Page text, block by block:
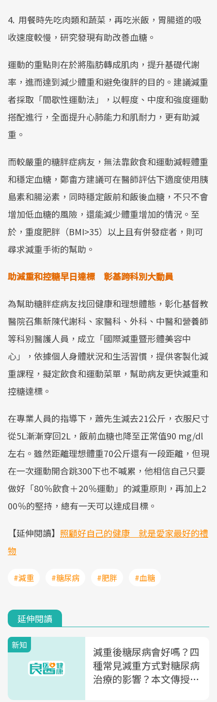
4. 用餐時先吃肉類和蔬菜，再吃米飯，胃腸道的吸
收速度較慢，研究發現有助改善血糖。
運動的重點則在於將脂肪轉成肌肉，提升基礎代謝
率，進而達到減少體重和避免復胖的目的。建議減重
者採取「間歇性運動法」，以輕度、中度和強度運動
搭配進行，全面提升心肺能力和肌耐力，更有助減
重。
而較嚴重的糖胖症病友，無法靠飲食和運動減輕體重
和穩定血糖，鄭畬方建議可在醫師評估下適度使用胰
島素和腸泌素，同時穩定飯前和飯後血糖，不只不會
增加低血糖的風險，還能減少體重增加的情況。至
於，重度肥胖（BMI>35）以上且有併發症者，則可
尋求減重手術的幫助。
助減重和控糖早日達標 彰基跨科別大動員
為幫助糖胖症病友找回健康和理想體態，彰化基督教
醫院召集新陳代謝科、家醫科、外科、中醫和營養師
等科別醫護人員，成立「國際減重暨形體美容中
心」，依據個人身體狀況和生活習慣，提供客製化減
重課程，擬定飲食和運動菜單，幫助病友更快減重和
控糖達標。
在專業人員的指導下，蕭先生減去21公斤，衣服尺寸
從5L漸漸穿回2L，飯前血糖也降至正常值90 mg/dl
左右。雖然距離理想體重70公斤還有一段距離，但現
在一次運動開合跳300下也不喊累，他相信自己只要
做好「80％飲食＋20％運動」的減重原則，再加上2
00％的堅持，總有一天可以達成目標。
【延伸閱讀】 照顧好自己的健康 就是愛家最好的禮
物
#減重 #糖尿病 #肥胖 #血糖
延伸閱讀
新知
減重後糖尿病會好嗎？四
種常見減重方式對糖尿病
治療的影響？本文傳授正